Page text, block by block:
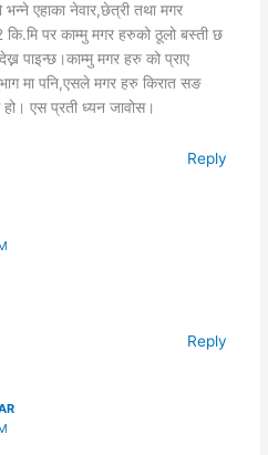
भन्ने एहाका नेवार,छेत्री तथा मगर
पर काम्मु मगर हरुको ठूलो बस्ती छ
पाइन्छ।काम्मु मगर हरु को प्राए
मा पनि,एसले मगर हरु किरात सङ
एस प्रती ध्यन जावोस।
Reply
Reply